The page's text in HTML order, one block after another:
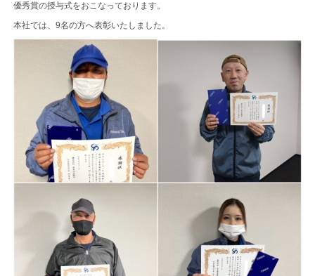
優秀賞の授与式をおこなっております。
本社では、9名の方へ表彰いたしました。